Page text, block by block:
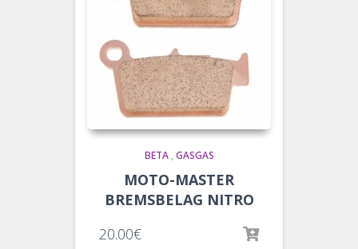
BETA, GASGAS
MOTO-MASTER
BREMSBELAG NITRO
20.00€